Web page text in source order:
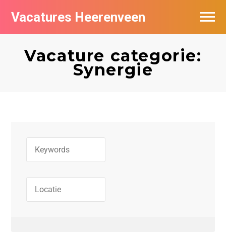
Vacatures Heerenveen
Vacature categorie:
Synergie
Vacatures per bedrijf
De populairste vacatures in Heerenveen